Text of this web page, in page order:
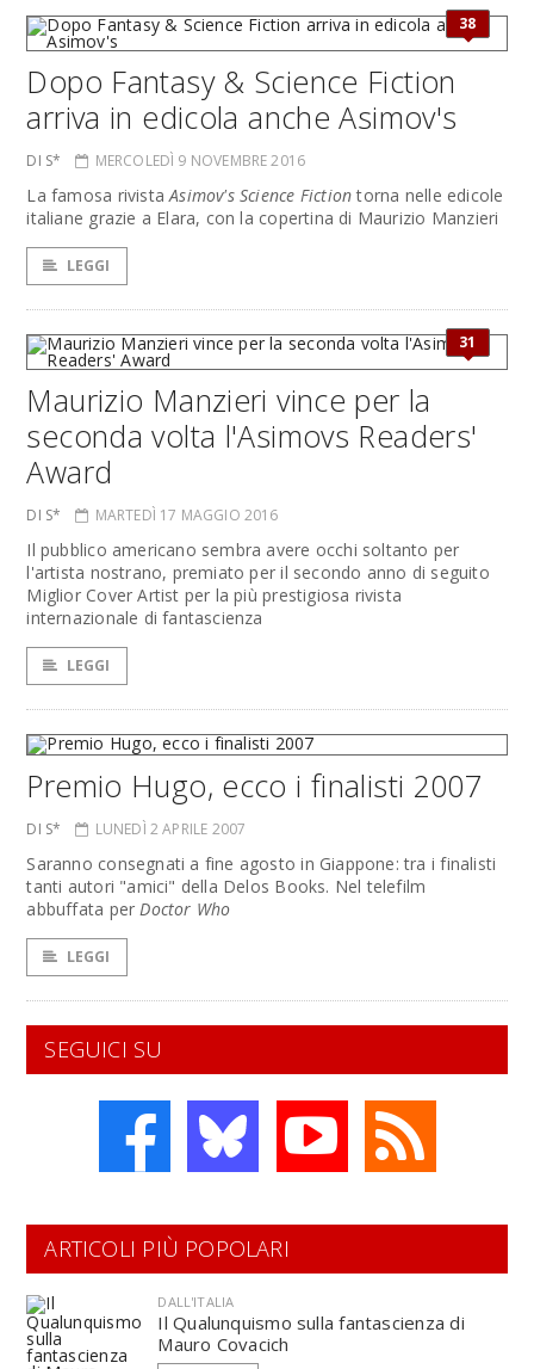
38
Dopo Fantasy & Science Fiction
arriva in edicola anche Asimov's
DI S* MERCOLEDÌ 9 NOVEMBRE 2016
La famosa rivistaAsimov's Science Fictiontorna nelle edicole
italiane grazie a Elara, con la copertina di Maurizio Manzieri
LEGGI
31
Maurizio Manzieri vince per la
seconda volta l'Asimovs Readers'
Award
DI S* MARTEDÌ 17 MAGGIO 2016
Il pubblico americano sembra avere occhi soltanto per
l'artista nostrano, premiato per il secondo anno di seguito
Miglior Cover Artist per la più prestigiosa rivista
internazionale di fantascienza
LEGGI
Premio Hugo, ecco i finalisti 2007
DI S* LUNEDÌ 2 APRILE 2007
Saranno consegnati a fine agosto in Giappone: tra i finalisti
tanti autori "amici" della Delos Books. Nel telefilm
abbuffata perDoctor Who
LEGGI
SEGUICI SU
ARTICOLI PIÙ POPOLARI
DALL'ITALIA
Il Qualunquismo sulla fantascienza di
Mauro Covacich